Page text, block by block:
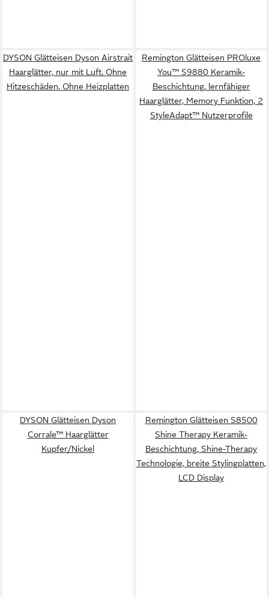
DYSON Glätteisen Dyson Airstrait
Haarglätter, nur mit Luft. Ohne
Hitzeschäden. Ohne Heizplatten
Remington Glätteisen PROluxe
You™ S9880 Keramik-
Beschichtung, lernfähiger
Haarglätter, Memory Funktion, 2
StyleAdapt™ Nutzerprofile
DYSON Glätteisen Dyson
Corrale™ Haarglätter
Kupfer/Nickel
Remington Glätteisen S8500
Shine Therapy Keramik-
Beschichtung, Shine-Therapy
Technologie, breite Stylingplatten,
LCD Display